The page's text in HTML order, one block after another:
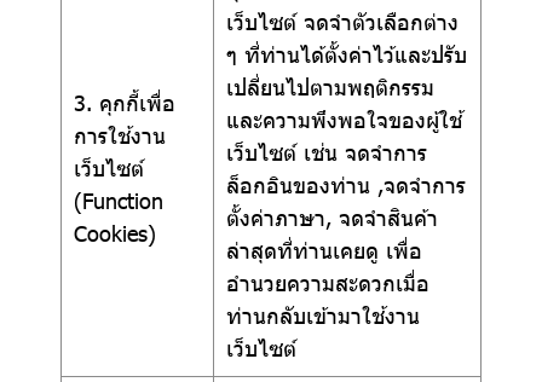
3. คุกกี้เพื่อ
การใช้งาน
เว็บไซต์
(Function
Cookies)
เว็บไซต์ จดจำตัวเลือกต่าง
ๆ ที่ท่านได้ตั้งค่าไว้และปรับ
เปลี่ยนไปตามพฤติกรรม
และความพึงพอใจของผู้ใช้
เว็บไซต์ เช่น จดจำการ
ล็อกอินของท่าน ,จดจำการ
ตั้งค่าภาษา, จดจำสินค้า
ล่าสุดที่ท่านเคยดู เพื่อ
อำนวยความสะดวกเมื่อ
ท่านกลับเข้ามาใช้งาน
เว็บไซต์